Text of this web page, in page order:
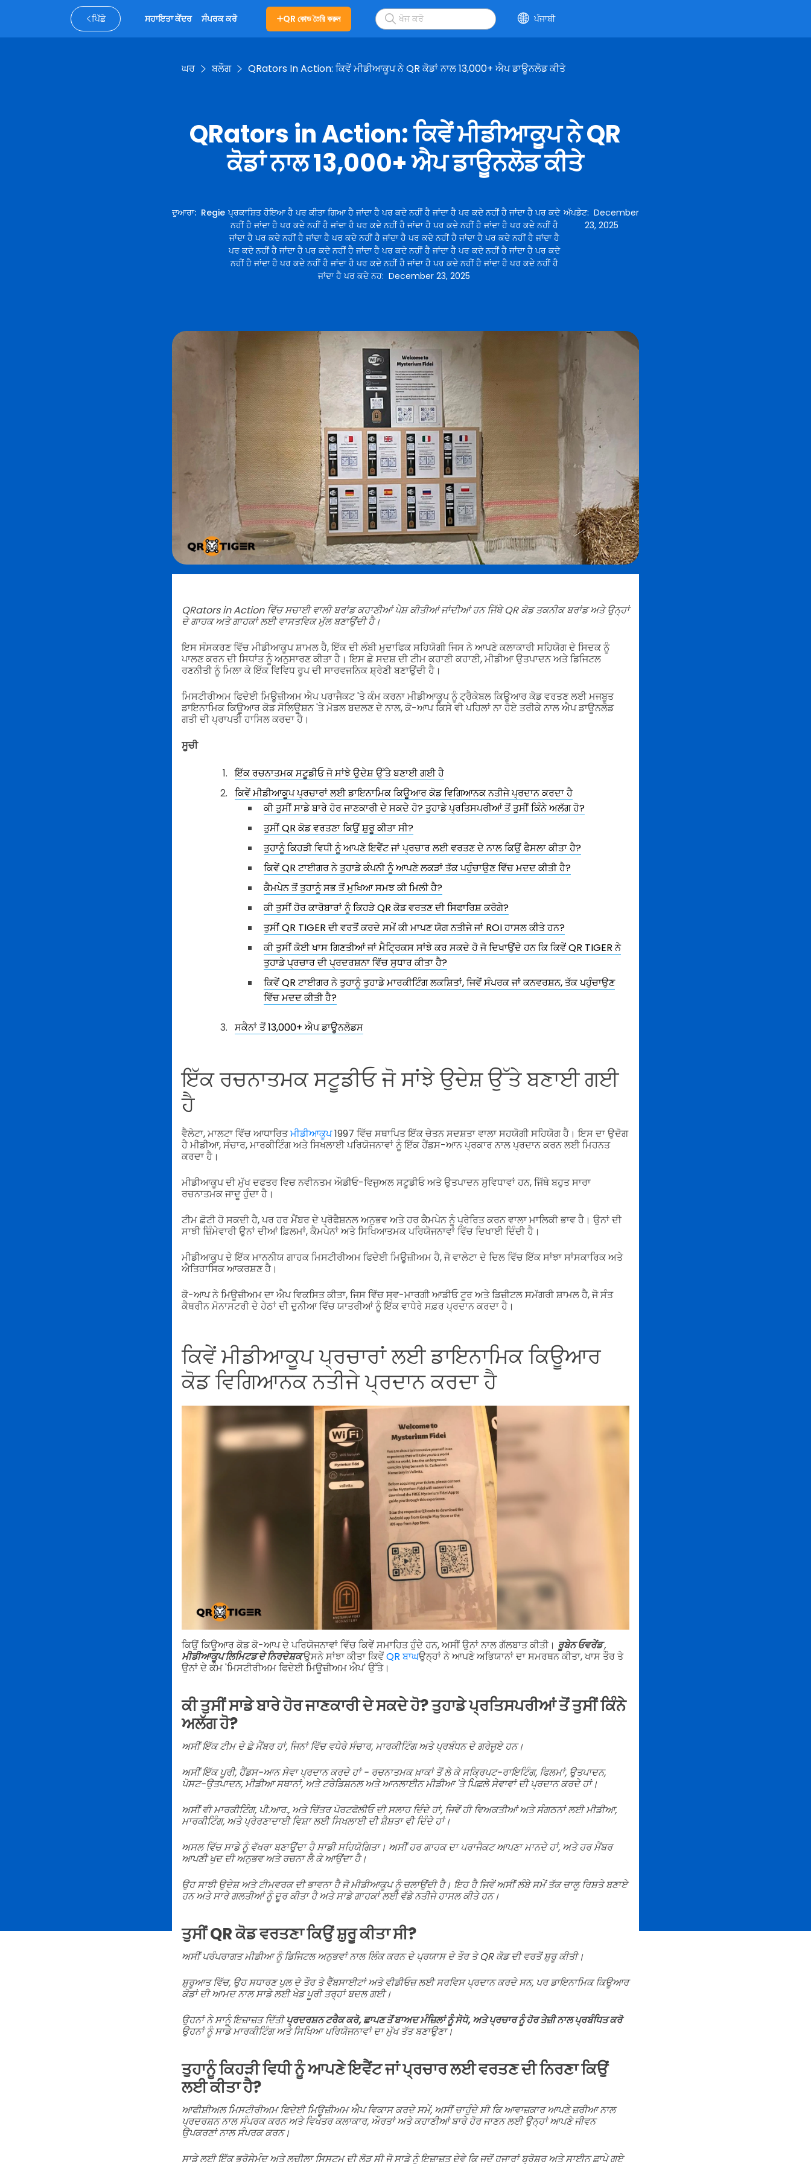
ਪਿੱਛੇ ਸਹਾਇਤਾ ਕੇਂਦਰ ਸੰਪਰਕ ਕਰੋ QR কোড তৈরি করুন ਪੰਜਾਬੀ
ਘਰ ਬਲੌਗ QRators In Action: ਕਿਵੇਂ ਮੀਡੀਆਕੂਪ ਨੇ QR ਕੋਡਾਂ ਨਾਲ 13,000+ ਐਪ ਡਾਊਨਲੋਡ ਕੀਤੇ
QRators in Action: ਕਿਵੇਂ ਮੀਡੀਆਕੂਪ ਨੇ QR
ਕੋਡਾਂ ਨਾਲ 13,000+ ਐਪ ਡਾਊਨਲੋਡ ਕੀਤੇ
ਦੁਆਰਾ: Regie ਪ੍ਰਕਾਸ਼ਿਤ ਹੋਇਆ ਹੈ ਪਰ ਕੀਤਾ ਗਿਆ ਹੈ ਜਾਂਦਾ ਹੈ ਪਰ ਕਦੇ ਨਹੀਂ ਹੈ ਜਾਂਦਾ ਹੈ ਪਰ ਕਦੇ ਨਹੀਂ ਹੈ ਜਾਂਦਾ ਹੈ ਪਰ ਕਦੇ
ਨਹੀਂ ਹੈ ਜਾਂਦਾ ਹੈ ਪਰ ਕਦੇ ਨਹੀਂ ਹੈ ਜਾਂਦਾ ਹੈ ਪਰ ਕਦੇ ਨਹੀਂ ਹੈ ਜਾਂਦਾ ਹੈ ਪਰ ਕਦੇ ਨਹੀਂ ਹੈ ਜਾਂਦਾ ਹੈ ਪਰ ਕਦੇ ਨਹੀਂ ਹੈ
ਜਾਂਦਾ ਹੈ ਪਰ ਕਦੇ ਨਹੀਂ ਹੈ ਜਾਂਦਾ ਹੈ ਪਰ ਕਦੇ ਨਹੀਂ ਹੈ ਜਾਂਦਾ ਹੈ ਪਰ ਕਦੇ ਨਹੀਂ ਹੈ ਜਾਂਦਾ ਹੈ ਪਰ ਕਦੇ ਨਹੀਂ ਹੈ ਜਾਂਦਾ ਹੈ
ਪਰ ਕਦੇ ਨਹੀਂ ਹੈ ਜਾਂਦਾ ਹੈ ਪਰ ਕਦੇ ਨਹੀਂ ਹੈ ਜਾਂਦਾ ਹੈ ਪਰ ਕਦੇ ਨਹੀਂ ਹੈ ਜਾਂਦਾ ਹੈ ਪਰ ਕਦੇ ਨਹੀਂ ਹੈ ਜਾਂਦਾ ਹੈ ਪਰ ਕਦੇ
ਨਹੀਂ ਹੈ ਜਾਂਦਾ ਹੈ ਪਰ ਕਦੇ ਨਹੀਂ ਹੈ ਜਾਂਦਾ ਹੈ ਪਰ ਕਦੇ ਨਹੀਂ ਹੈ ਜਾਂਦਾ ਹੈ ਪਰ ਕਦੇ ਨਹੀਂ ਹੈ ਜਾਂਦਾ ਹੈ ਪਰ ਕਦੇ ਨਹੀਂ ਹੈ
ਜਾਂਦਾ ਹੈ ਪਰ ਕਦੇ ਨਹ:December 23, 2025
ਅੱਪਡੇਟ:December
23, 2025
QRators in Action ਵਿੱਚ ਸਚਾਈ ਵਾਲੀ ਬਰਾਂਡ ਕਹਾਣੀਆਂ ਪੇਸ਼ ਕੀਤੀਆਂ ਜਾਂਦੀਆਂ ਹਨ ਜਿੱਥੇ QR ਕੋਡ ਤਕਨੀਕ ਬਰਾਂਡ ਅਤੇ ਉਨ੍ਹਾਂ
ਦੇ ਗਾਹਕ ਅਤੇ ਗਾਹਕਾਂ ਲਈ ਵਾਸਤਵਿਕ ਮੁੱਲ ਬਣਾਉਂਦੀ ਹੈ।
ਇਸ ਸੰਸਕਰਣ ਵਿੱਚ ਮੀਡੀਆਕੂਪ ਸ਼ਾਮਲ ਹੈ, ਇੱਕ ਦੀ ਲੰਬੀ ਮੁਦਾਫਿਕ ਸਹਿਯੋਗੀ ਜਿਸ ਨੇ ਆਪਣੇ ਕਲਾਕਾਰੀ ਸਹਿਯੋਗ ਦੇ ਸਿਦਕ ਨੂੰ
ਪਾਲਣ ਕਰਨ ਦੀ ਸਿਧਾਂਤ ਨੂੰ ਅਨੁਸਾਰਣ ਕੀਤਾ ਹੈ। ਇਸ ਛੇ ਸਦਸ਼ ਦੀ ਟੀਮ ਕਹਾਣੀ ਕਹਾਣੀ, ਮੀਡੀਆ ਉਤਪਾਦਨ ਅਤੇ ਡਿਜਿਟਲ
ਰਣਨੀਤੀ ਨੂੰ ਮਿਲਾ ਕੇ ਇੱਕ ਵਿਵਿਧ ਰੂਪ ਦੀ ਸਾਰਵਜਨਿਕ ਸ਼੍ਰੇਣੀ ਬਣਾਉਂਦੀ ਹੈ।
ਮਿਸਟੀਰੀਅਮ ਫਿਦੇਈ ਮਿਊਜ਼ੀਅਮ ਐਪ ਪਰਾਜੈਕਟ 'ਤੇ ਕੰਮ ਕਰਨਾ ਮੀਡੀਆਕੂਪ ਨੂੰ ਟ੍ਰੈਕੇਬਲ ਕਿਊਆਰ ਕੋਡ ਵਰਤਣ ਲਈ ਮਜਬੂਤ
ਡਾਇਨਾਮਿਕ ਕਿਊਆਰ ਕੋਡ ਸੋਲਿਊਸ਼ਨ 'ਤੇ ਮੋਡਲ ਬਦਲਣ ਦੇ ਨਾਲ, ਕੋ-ਆਪ ਕਿਸੇ ਵੀ ਪਹਿਲਾਂ ਨਾ ਹੋਏ ਤਰੀਕੇ ਨਾਲ ਐਪ ਡਾਊਨਲੋਡ
ਗਤੀ ਦੀ ਪ੍ਰਾਪਤੀ ਹਾਸਿਲ ਕਰਦਾ ਹੈ।
ਸੂਚੀ
ਇੱਕ ਰਚਨਾਤਮਕ ਸਟੂਡੀਓ ਜੋ ਸਾਂਝੇ ਉਦੇਸ਼ ਉੱਤੇ ਬਣਾਈ ਗਈ ਹੈ
ਕਿਵੇਂ ਮੀਡੀਆਕੂਪ ਪ੍ਰਚਾਰਾਂ ਲਈ ਡਾਇਨਾਮਿਕ ਕਿਊਆਰ ਕੋਡ ਵਿਗਿਆਨਕ ਨਤੀਜੇ ਪ੍ਰਦਾਨ ਕਰਦਾ ਹੈ
ਕੀ ਤੁਸੀਂ ਸਾਡੇ ਬਾਰੇ ਹੋਰ ਜਾਣਕਾਰੀ ਦੇ ਸਕਦੇ ਹੋ? ਤੁਹਾਡੇ ਪ੍ਰਤਿਸਪਰੀਆਂ ਤੋਂ ਤੁਸੀਂ ਕਿੰਨੇ ਅਲੱਗ ਹੋ?
ਤੁਸੀਂ QR ਕੋਡ ਵਰਤਣਾ ਕਿਉਂ ਸ਼ੁਰੂ ਕੀਤਾ ਸੀ?
ਤੁਹਾਨੂੰ ਕਿਹੜੀ ਵਿਧੀ ਨੂੰ ਆਪਣੇ ਇਵੈਂਟ ਜਾਂ ਪ੍ਰਚਾਰ ਲਈ ਵਰਤਣ ਦੇ ਨਾਲ ਕਿਉਂ ਫੈਸਲਾ ਕੀਤਾ ਹੈ?
ਕਿਵੇਂ QR ਟਾਈਗਰ ਨੇ ਤੁਹਾਡੇ ਕੰਪਨੀ ਨੂੰ ਆਪਣੇ ਲਕੜਾਂ ਤੱਕ ਪਹੁੰਚਾਉਣ ਵਿੱਚ ਮਦਦ ਕੀਤੀ ਹੈ?
ਕੈਮਪੇਨ ਤੋਂ ਤੁਹਾਨੂੰ ਸਭ ਤੋਂ ਮੁਖਿਆ ਸਮਝ ਕੀ ਮਿਲੀ ਹੈ?
ਕੀ ਤੁਸੀਂ ਹੋਰ ਕਾਰੋਬਾਰਾਂ ਨੂੰ ਕਿਹੜੇ QR ਕੋਡ ਵਰਤਣ ਦੀ ਸਿਫਾਰਿਸ਼ ਕਰੋਗੇ?
ਤੁਸੀਂ QR TIGER ਦੀ ਵਰਤੋਂ ਕਰਦੇ ਸਮੇਂ ਕੀ ਮਾਪਣ ਯੋਗ ਨਤੀਜੇ ਜਾਂ ROI ਹਾਸਲ ਕੀਤੇ ਹਨ?
ਕੀ ਤੁਸੀਂ ਕੋਈ ਖਾਸ ਗਿਣਤੀਆਂ ਜਾਂ ਮੈਟ੍ਰਿਕਸ ਸਾਂਝੇ ਕਰ ਸਕਦੇ ਹੋ ਜੋ ਦਿਖਾਉਂਦੇ ਹਨ ਕਿ ਕਿਵੇਂ QR TIGER ਨੇ
ਤੁਹਾਡੇ ਪ੍ਰਚਾਰ ਦੀ ਪ੍ਰਦਰਸ਼ਨਾ ਵਿੱਚ ਸੁਧਾਰ ਕੀਤਾ ਹੈ?
ਕਿਵੇਂ QR ਟਾਈਗਰ ਨੇ ਤੁਹਾਨੂੰ ਤੁਹਾਡੇ ਮਾਰਕੀਟਿੰਗ ਲਕਸ਼ਿਤਾਂ, ਜਿਵੇਂ ਸੰਪਰਕ ਜਾਂ ਕਨਵਰਸ਼ਨ, ਤੱਕ ਪਹੁੰਚਾਉਣ
ਵਿੱਚ ਮਦਦ ਕੀਤੀ ਹੈ?
ਸਕੈਨਾਂ ਤੋਂ 13,000+ ਐਪ ਡਾਊਨਲੋਡਸ
ਇੱਕ ਰਚਨਾਤਮਕ ਸਟੂਡੀਓ ਜੋ ਸਾਂਝੇ ਉਦੇਸ਼ ਉੱਤੇ ਬਣਾਈ ਗਈ
ਹੈ
ਵੈਲੇਟਾ, ਮਾਲਟਾ ਵਿੱਚ ਆਧਾਰਿਤਮੀਡੀਆਕੂਪ1997 ਵਿੱਚ ਸਥਾਪਿਤ ਇੱਕ ਚੇਤਨ ਸਦਸ਼ਤਾ ਵਾਲਾ ਸਹਯੋਗੀ ਸਹਿਯੋਗ ਹੈ। ਇਸ ਦਾ ਉਦੋਗ
ਹੈ ਮੀਡੀਆ, ਸੰਚਾਰ, ਮਾਰਕੀਟਿੰਗ ਅਤੇ ਸਿਖਲਾਈ ਪਰਿਯੋਜਨਾਵਾਂ ਨੂੰ ਇੱਕ ਹੈਂਡਸ-ਆਨ ਪ੍ਰਕਾਰ ਨਾਲ ਪ੍ਰਦਾਨ ਕਰਨ ਲਈ ਮਿਹਨਤ
ਕਰਦਾ ਹੈ।
ਮੀਡੀਆਕੂਪ ਦੀ ਮੁੱਖ ਦਫਤਰ ਵਿਚ ਨਵੀਨਤਮ ਔਡੀਓ-ਵਿਜੁਅਲ ਸਟੂਡੀਓ ਅਤੇ ਉਤਪਾਦਨ ਸੁਵਿਧਾਵਾਂ ਹਨ, ਜਿੱਥੇ ਬਹੁਤ ਸਾਰਾ
ਰਚਨਾਤਮਕ ਜਾਦੂ ਹੁੰਦਾ ਹੈ।
ਟੀਮ ਛੋਟੀ ਹੋ ਸਕਦੀ ਹੈ, ਪਰ ਹਰ ਮੈਂਬਰ ਦੇ ਪ੍ਰੋਫੈਸ਼ਨਲ ਅਨੁਭਵ ਅਤੇ ਹਰ ਕੈਮਪੇਨ ਨੂੰ ਪ੍ਰੇਰਿਤ ਕਰਨ ਵਾਲਾ ਮਾਲਿਕੀ ਭਾਵ ਹੈ। ਉਨਾਂ ਦੀ
ਸਾਝੀ ਜ਼ਿੰਮੇਵਾਰੀ ਉਨਾਂ ਦੀਆਂ ਫ਼ਿਲਮਾਂ, ਕੈਮਪੇਨਾਂ ਅਤੇ ਸਿਖਿਆਤਮਕ ਪਰਿਯੋਜਨਾਵਾਂ ਵਿੱਚ ਦਿਖਾਈ ਦਿੰਦੀ ਹੈ।
ਮੀਡੀਆਕੂਪ ਦੇ ਇੱਕ ਮਾਨਨੀਯ ਗਾਹਕ ਮਿਸਟੀਰੀਅਮ ਫਿਦੇਈ ਮਿਊਜ਼ੀਅਮ ਹੈ, ਜੋ ਵਾਲੇਟਾ ਦੇ ਦਿਲ ਵਿੱਚ ਇੱਕ ਸਾਂਝਾ ਸਾਂਸਕਾਰਿਕ ਅਤੇ
ਐਤਿਹਾਸਿਕ ਆਕਰਸ਼ਣ ਹੈ।
ਕੋ-ਆਪ ਨੇ ਮਿਊਜ਼ੀਅਮ ਦਾ ਐਪ ਵਿਕਸਿਤ ਕੀਤਾ, ਜਿਸ ਵਿੱਚ ਸ੍ਵ-ਮਾਰਗੀ ਆਡੀਓ ਟੂਰ ਅਤੇ ਡਿਜ਼ੀਟਲ ਸਮੱਗਰੀ ਸ਼ਾਮਲ ਹੈ, ਜੋ ਸੰਤ
ਕੈਥਰੀਨ ਮੋਨਾਸਟਰੀ ਦੇ ਹੇਠਾਂ ਦੀ ਦੁਨੀਆ ਵਿੱਚ ਯਾਤਰੀਆਂ ਨੂੰ ਇੱਕ ਵਾਧੇਰੇ ਸਫ਼ਰ ਪ੍ਰਦਾਨ ਕਰਦਾ ਹੈ।
ਕਿਵੇਂ ਮੀਡੀਆਕੂਪ ਪ੍ਰਚਾਰਾਂ ਲਈ ਡਾਇਨਾਮਿਕ ਕਿਊਆਰ
ਕੋਡ ਵਿਗਿਆਨਕ ਨਤੀਜੇ ਪ੍ਰਦਾਨ ਕਰਦਾ ਹੈ
ਕਿਉਂ ਕਿਊਆਰ ਕੋਡ ਕੋ-ਆਪ ਦੇ ਪਰਿਯੋਜਨਾਵਾਂ ਵਿੱਚ ਕਿਵੇਂ ਸਮਾਹਿਤ ਹੁੰਦੇ ਹਨ, ਅਸੀਂ ਉਨਾਂ ਨਾਲ ਗੱਲਬਾਤ ਕੀਤੀ। ਰੂਬੇਨ ਓਵਰੇਂਡ,
ਮੀਡੀਆਕੂਪ ਲਿਮਿਟਡ ਦੇ ਨਿਰਦੇਸ਼ਕਉਸਨੇ ਸਾਂਝਾ ਕੀਤਾ ਕਿਵੇਂQR ਬਾਘਉਨ੍ਹਾਂ ਨੇ ਆਪਣੇ ਅਭਿਯਾਨਾਂ ਦਾ ਸਮਰਥਨ ਕੀਤਾ, ਖਾਸ ਤੌਰ ਤੇ
ਉਨਾਂ ਦੇ ਕੰਮ 'ਮਿਸਟੀਰੀਅਮ ਫਿਦੇਈ ਮਿਊਜ਼ੀਅਮ ਐਪ' ਉੱਤੇ।
ਕੀ ਤੁਸੀਂ ਸਾਡੇ ਬਾਰੇ ਹੋਰ ਜਾਣਕਾਰੀ ਦੇ ਸਕਦੇ ਹੋ? ਤੁਹਾਡੇ ਪ੍ਰਤਿਸਪਰੀਆਂ ਤੋਂ ਤੁਸੀਂ ਕਿੰਨੇ
ਅਲੱਗ ਹੋ?
ਅਸੀਂ ਇੱਕ ਟੀਮ ਦੇ ਛੇ ਮੈਂਬਰ ਹਾਂ, ਜਿਨਾਂ ਵਿੱਚ ਵਧੇਰੇ ਸੰਚਾਰ, ਮਾਰਕੀਟਿੰਗ ਅਤੇ ਪ੍ਰਬੰਧਨ ਦੇ ਗਰੇਜੂਏ ਹਨ।
ਅਸੀਂ ਇੱਕ ਪੂਰੀ, ਹੈਂਡਸ-ਆਨ ਸੇਵਾ ਪ੍ਰਦਾਨ ਕਰਦੇ ਹਾਂ - ਰਚਨਾਤਮਕ ਖ਼ਾਕਾਂ ਤੋਂ ਲੇ ਕੇ ਸਕ੍ਰਿਪਟ-ਰਾਇਟਿੰਗ, ਫਿਲਮਾਂ, ਉਤਪਾਦਨ,
ਪੋਸਟ-ਉਤਪਾਦਨ, ਮੀਡੀਆ ਸਥਾਨਾਂ, ਅਤੇ ਟਰੇਡਿਸ਼ਨਲ ਅਤੇ ਆਨਲਾਈਨ ਮੀਡੀਆ 'ਤੇ ਪਿਛਲੇ ਸੇਵਾਵਾਂ ਦੀ ਪ੍ਰਦਾਨ ਕਰਦੇ ਹਾਂ।
ਅਸੀਂ ਵੀ ਮਾਰਕੀਟਿੰਗ, ਪੀ.ਆਰ., ਅਤੇ ਚਿੱਤਰ ਪੋਰਟਫੋਲੀਓ ਦੀ ਸਲਾਹ ਦਿੰਦੇ ਹਾਂ, ਜਿਵੇਂ ਹੀ ਵਿਅਕਤੀਆਂ ਅਤੇ ਸੰਗਠਨਾਂ ਲਈ ਮੀਡੀਆ,
ਮਾਰਕੀਟਿੰਗ, ਅਤੇ ਪ੍ਰੇਰਣਾਦਾਈ ਵਿਸ਼ਾ ਲਈ ਸਿਖਲਾਈ ਦੀ ਸ਼ੈਸ਼ਤਾ ਵੀ ਦਿੰਦੇ ਹਾਂ।
ਅਸਲ ਵਿੱਚ ਸਾਡੇ ਨੂੰ ਵੱਖਰਾ ਬਣਾਉਂਦਾ ਹੈ ਸਾਡੀ ਸਹਿਯੋਗਿਤਾ। ਅਸੀਂ ਹਰ ਗਾਹਕ ਦਾ ਪਰਾਜੈਕਟ ਆਪਣਾ ਮਾਨਦੇ ਹਾਂ, ਅਤੇ ਹਰ ਮੈਂਬਰ
ਆਪਣੀ ਖੁਦ ਦੀ ਅਨੁਭਵ ਅਤੇ ਰਚਨਾ ਲੈ ਕੇ ਆਉਂਦਾ ਹੈ।
ਉਹ ਸਾਝੀ ਉਦੇਸ਼ ਅਤੇ ਟੀਮਵਰਕ ਦੀ ਭਾਵਨਾ ਹੈ ਜੋ ਮੀਡੀਆਕੂਪ ਨੂੰ ਚਲਾਉਂਦੀ ਹੈ। ਇਹ ਹੈ ਜਿਵੇਂ ਅਸੀਂ ਲੰਬੇ ਸਮੇਂ ਤੱਕ ਚਾਲੂ ਰਿਸ਼ਤੇ ਬਣਾਏ
ਹਨ ਅਤੇ ਸਾਰੇ ਗਲਤੀਆਂ ਨੂੰ ਦੂਰ ਕੀਤਾ ਹੈ ਅਤੇ ਸਾਡੇ ਗਾਹਕਾਂ ਲਈ ਵੱਡੇ ਨਤੀਜੇ ਹਾਸਲ ਕੀਤੇ ਹਨ।
ਤੁਸੀਂ QR ਕੋਡ ਵਰਤਣਾ ਕਿਉਂ ਸ਼ੁਰੂ ਕੀਤਾ ਸੀ?
ਅਸੀਂ ਪਰੰਪਰਾਗਤ ਮੀਡੀਆ ਨੂੰ ਡਿਜਿਟਲ ਅਨੁਭਵਾਂ ਨਾਲ ਲਿੰਕ ਕਰਨ ਦੇ ਪ੍ਰਯਾਸ ਦੇ ਤੌਰ ਤੇ QR ਕੋਡ ਦੀ ਵਰਤੋਂ ਸ਼ੁਰੂ ਕੀਤੀ।
ਸ਼ੁਰੂਆਤ ਵਿੱਚ, ਉਹ ਸਧਾਰਣ ਪੁਲ ਦੇ ਤੌਰ ਤੇ ਵੈੱਬਸਾਈਟਾਂ ਅਤੇ ਵੀਡੀਓਜ਼ ਲਈ ਸਰਵਿਸ ਪ੍ਰਦਾਨ ਕਰਦੇ ਸਨ, ਪਰ ਡਾਇਨਾਮਿਕ ਕਿਊਆਰ
ਕੋਡਾਂ ਦੀ ਆਮਦ ਨਾਲ ਸਾਡੇ ਲਈ ਖੇਡ ਪੂਰੀ ਤਰ੍ਹਾਂ ਬਦਲ ਗਈ।
ਉਹਨਾਂ ਨੇ ਸਾਨੂੰ ਇਜ਼ਾਜ਼ਤ ਦਿੱਤੀਪ੍ਰਦਰਸ਼ਨ ਟਰੈਕ ਕਰੋ, ਛਾਪਣ ਤੋਂ ਬਾਅਦ ਮੰਜ਼ਿਲਾਂ ਨੂੰ ਸੋਧੋ, ਅਤੇ ਪ੍ਰਚਾਰ ਨੂੰ ਹੋਰ ਤੇਜ਼ੀ ਨਾਲ ਪ੍ਰਬੰਧਿਤ ਕਰੋ
ਉਹਨਾਂ ਨੂੰ ਸਾਡੇ ਮਾਰਕੀਟਿੰਗ ਅਤੇ ਸਿਖਿਆ ਪਰਿਯੋਜਨਾਵਾਂ ਦਾ ਮੁੱਖ ਤੱਤ ਬਣਾਉਣਾ।
ਤੁਹਾਨੂੰ ਕਿਹੜੀ ਵਿਧੀ ਨੂੰ ਆਪਣੇ ਇਵੈਂਟ ਜਾਂ ਪ੍ਰਚਾਰ ਲਈ ਵਰਤਣ ਦੀ ਨਿਰਣਾ ਕਿਉਂ
ਲਈ ਕੀਤਾ ਹੈ?
ਆਫੀਸ਼ੀਅਲ ਮਿਸਟੀਰੀਅਮ ਫਿਦੇਈ ਮਿਊਜ਼ੀਅਮ ਐਪ ਵਿਕਾਸ ਕਰਦੇ ਸਮੇਂ, ਅਸੀਂ ਚਾਹੁੰਦੇ ਸੀ ਕਿ ਆਵਾਜ਼ਕਾਰ ਆਪਣੇ ਜ਼ਰੀਆ ਨਾਲ
ਪ੍ਰਦਰਸ਼ਨ ਨਾਲ ਸੰਪਰਕ ਕਰਨ ਅਤੇ ਵਿਖੇਤਰ ਕਲਾਕਾਰ, ਔਰਤਾਂ ਅਤੇ ਕਹਾਣੀਆਂ ਬਾਰੇ ਹੋਰ ਜਾਣਨ ਲਈ ਉਨ੍ਹਾਂ ਆਪਣੇ ਜੀਵਨ
ਉਪਕਰਣਾਂ ਨਾਲ ਸੰਪਰਕ ਕਰਨ।
ਸਾਡੇ ਲਈ ਇੱਕ ਭਰੋਸੇਮੰਦ ਅਤੇ ਲਚੀਲਾ ਸਿਸਟਮ ਦੀ ਲੋੜ ਸੀ ਜੋ ਸਾਡੇ ਨੂੰ ਇਜ਼ਾਜ਼ਤ ਦੇਵੇ ਕਿ ਜਦੋਂ ਹਜਾਰਾਂ ਬ੍ਰੋਸ਼ਰ ਅਤੇ ਸਾਈਨ ਛਾਪੇ ਗਏ